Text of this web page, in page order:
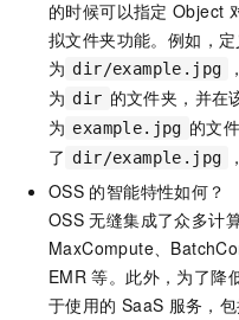
的时候可以指定 Object
拟文件夹功能。例如，定
为 dir/example.jpg
为 dir 的文件夹，并在
为 example.jpg 的文
了 dir/example.jpg
OSS 的智能特性如何？
OSS 无缝集成了众多计
MaxCompute、
EMR 等。此外，为了降
于使用的 SaaS 服务，